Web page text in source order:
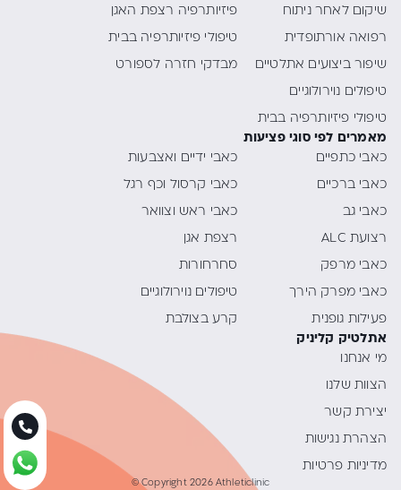
שיקום לאחר ניתוח
רפואה אורתופדית
שיפור ביצועים אתלטיים
טיפולים נוירולוגיים
טיפולי פיזיותרפיה בבית
פיזיותרפיה רצפת האגן
טיפולי פיזיותרפיה בבית
מבדקי חזרה לספורט
מאמרים לפי סוגי פציעות
כאבי כתפיים
כאבי ברכיים
כאבי גב
רצועת ALC
כאבי מרפק
כאבי מפרק הירך
פעילות גופנית
כאבי ידיים ואצבעות
כאבי קרסול וכף רגל
כאבי ראש וצוואר
רצפת אגן
סחרחורות
טיפולים נוירולוגיים
קרע בצולבת
אתלטיק קליניק
מי אנחנו
הצוות שלנו
יצירת קשר
הצהרת נגישות
מדיניות פרטיות
© Copyright 2026 Athleticlinic